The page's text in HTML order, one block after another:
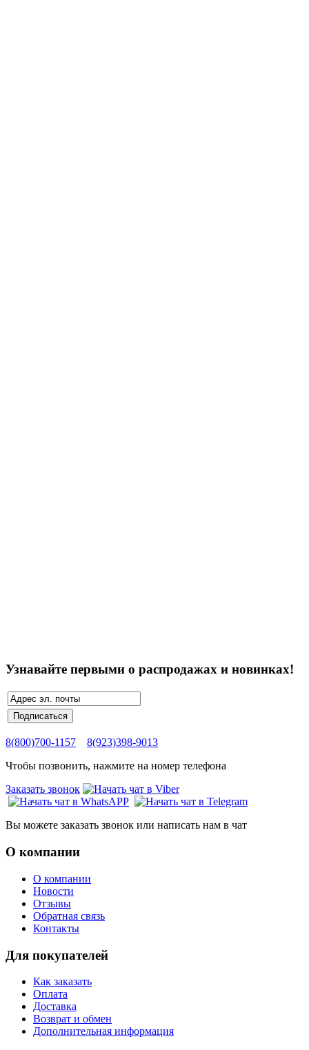
Узнавайте первыми о распродажах и новинках!
8(800)700-1157
8(923)398-9013
Чтобы позвонить, нажмите на номер телефона
Заказать звонок
Вы можете заказать звонок или написать нам в чат
О компании
О компании
Новости
Отзывы
Обратная связь
Контакты
Для покупателей
Как заказать
Оплата
Доставка
Возврат и обмен
Дополнительная информация